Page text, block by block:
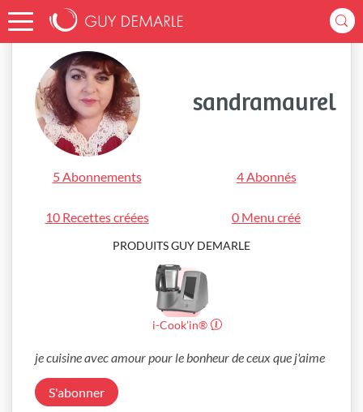
Accueil sandramaurel
sandramaurel
5 Abonnements 4 Abonnés
10 Recettes créées 0 Menu créé
PRODUITS GUY DEMARLE
i-Cook’in®
je cuisine avec amour pour le bonheur de ceux que j'aime
S'abonner